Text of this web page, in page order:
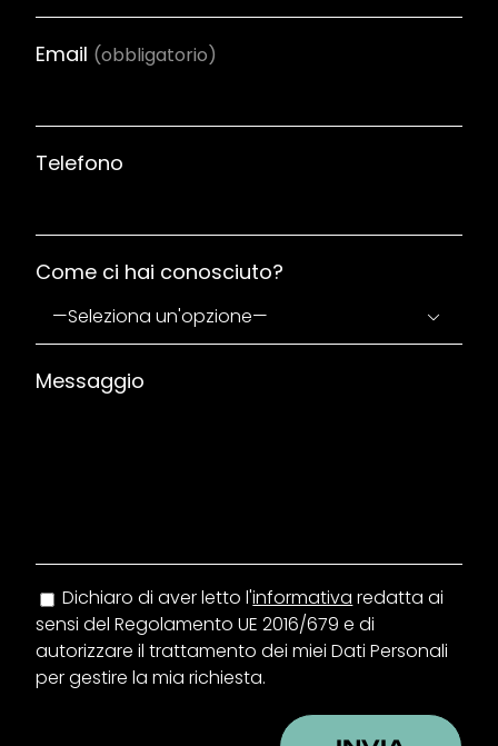
Email (obbligatorio)
Telefono
Come ci hai conosciuto?

Messaggio
Dichiaro di aver letto l'informativa redatta ai
sensi del Regolamento UE 2016/679 e di
autorizzare il trattamento dei miei Dati Personali
per gestire la mia richiesta.